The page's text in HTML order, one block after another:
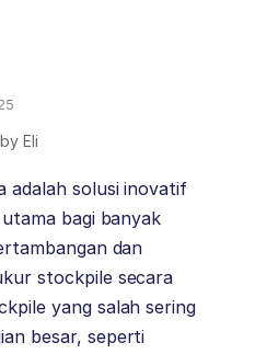
Eli
adalah solusi inovatif
bagi banyak
dan
stockpile secara
yang salah sering
besar, seperti